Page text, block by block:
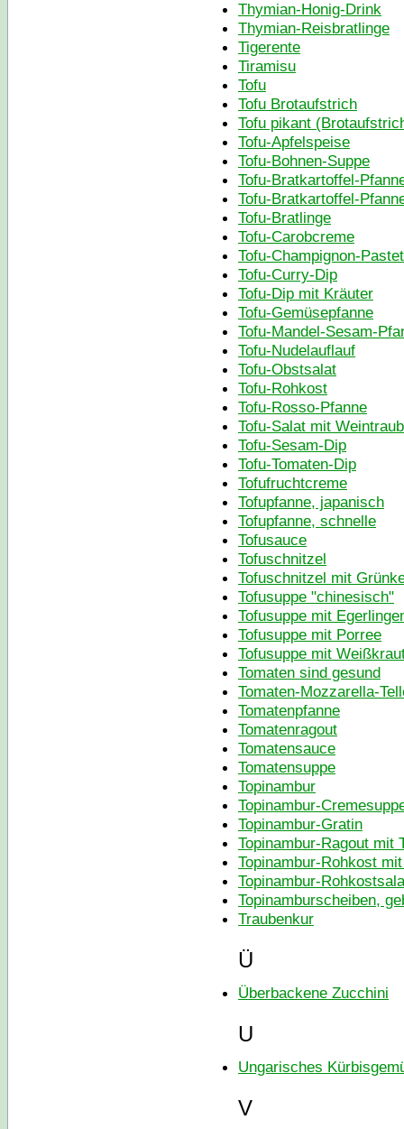
Thymian-Honig-Drink
Thymian-Reisbratlinge
Tigerente
Tiramisu
Tofu
Tofu Brotaufstrich
Tofu pikant
Tofu-Apfelspeise
Tofu-Bohnen-Suppe
Tofu-Bratkartoffel-
Tofu-Bratkartoffel-
Tofu-Bratlinge
Tofu-Carobcreme
Tofu-Champignon-
Tofu-Curry-Dip
Tofu-Dip mit Kräuter
Tofu-Gemüsepfanne
Tofu-Mandel-Sesam-
Tofu-Nudelauflauf
Tofu-Obstsalat
Tofu-Rohkost
Tofu-Rosso-Pfanne
Tofu-Salat mit
Tofu-Sesam-Dip
Tofu-Tomaten-Dip
Tofufruchtcreme
Tofupfanne, japanisch
Tofupfanne, schnelle
Tofusauce
Tofuschnitzel
Tofuschnitzel mit
Tofusuppe "chinesisch"
Tofusuppe mit
Tofusuppe mit Porree
Tofusuppe mit
Tomaten sind gesund
Tomaten-Mozzarella-
Tomatenpfanne
Tomatenragout
Tomatensauce
Tomatensuppe
Topinambur
Topinambur-
Topinambur-Gratin
Topinambur-Ragout mit
Topinambur-Rohkost
Topinambur-
Topinamburscheiben,
Traubenkur
Ü
Überbackene Zucchini
U
Ungarisches
V